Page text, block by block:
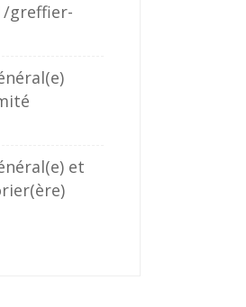
/greffier-
et